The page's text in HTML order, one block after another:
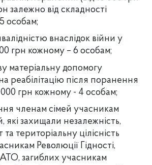
залежно від складності
особам;
внаслідок війни у
грн кожному – 6 особам;
матеріальну допомогу
реабілітацію після поранення
000 грн кожному - 4 особам;
членам сімей учасникам
які захищали незалежність,
та територіальну цілісність
Революції Гідності,
загиблих учасникам